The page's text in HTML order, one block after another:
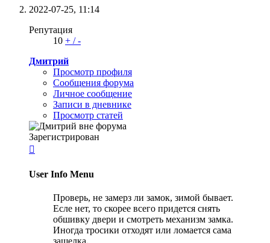
2022-07-25, 11:14
Репутация
10 + /-
Дмитрий
Просмотр профиля
Сообщения форума
Личное сообщение
Записи в дневнике
Просмотр статей
Зарегистрирован

User Info Menu
Проверь, не замерз ли замок, зимой бывает.
Есле нет, то скорее всего придется снять
обшивку двери и смотреть механизм замка.
Иногда тросики отходят или ломается сама
защелка.